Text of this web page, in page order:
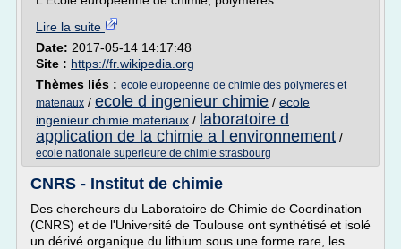
Lire la suite
Date: 2017-05-14 14:17:48
Site : https://fr.wikipedia.org
Thèmes liés : ecole europeenne de chimie des polymeres et
materiaux / ecole d ingenieur chimie / ecole
ingenieur chimie materiaux / laboratoire d
application de la chimie a l environnement /
ecole nationale superieure de chimie strasbourg
CNRS - Institut de chimie
Des chercheurs du Laboratoire de Chimie de Coordination
(CNRS) et de l'Université de Toulouse ont synthétisé et isolé
un dérivé organique du lithium sous une forme rare, les